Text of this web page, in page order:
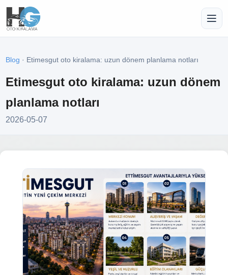
Blog · Etimesgut oto kiralama: uzun dönem planlama notları
Etimesgut oto kiralama: uzun dönem
planlama notları
2026-05-07